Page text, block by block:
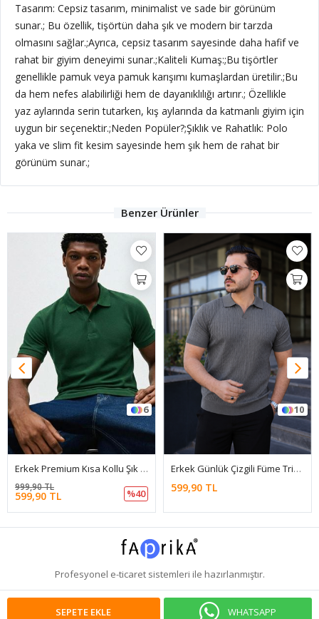
SEPETE EKLE WHATSAPP
Tasarım: Cepsiz tasarım, minimalist ve sade bir görünüm
sunar.; Bu özellik, tişörtün daha şık ve modern bir tarzda
olmasını sağlar.;Ayrıca, cepsiz tasarım sayesinde daha hafif ve
rahat bir giyim deneyimi sunar.;Kaliteli Kumaş:;Bu tişörtler
genellikle pamuk veya pamuk karışımı kumaşlardan üretilir.;Bu
da hem nefes alabilirliği hem de dayanıklılığı artırır.; Özellikle
yaz aylarında serin tutarken, kış aylarında da katmanlı giyim için
uygun bir seçenektir.;Neden Popüler?;Şıklık ve Rahatlık: Polo
yaka ve slim fit kesim sayesinde hem şık hem de rahat bir
görünüm sunar.;
Benzer Ürünler
6
Erkek Premium Kısa Kollu Şık Yeşil Polo Yaka Tişört
599,90 TL
999,90 TL
%40
10
Erkek Günlük Çizgili Füme Triko Polo Yaka Tişört
599,90 TL
Profesyonel e-ticaretsistemleri ile hazırlanmıştır.